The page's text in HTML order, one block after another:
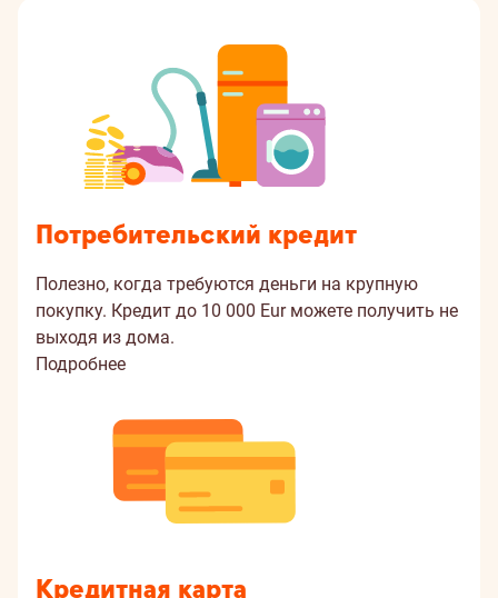
Потребительский кредит
Полезно, когда требуются деньги на крупную
покупку. Кредит до 10 000 Eur можете получить не
выходя из дома.
Подробнее
Кредитная карта